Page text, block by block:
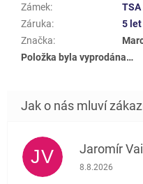
Zámek:
TSA
Záruka:
5 let
Značka:
Položka byla vyprodána…
JV Jaromír
Hodnocení
8.8.2026